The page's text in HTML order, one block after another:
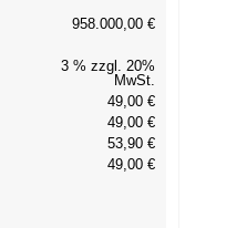
958.000,00 €
3 % zzgl. 20%
MwSt.
49,00 €
49,00 €
53,90 €
49,00 €